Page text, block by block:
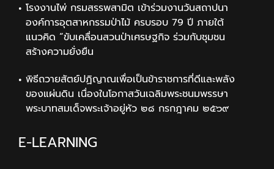
โรงงานไพ่ กรมสรรพสามิต เข้าร่วมงานวันสถาปนา
องค์การอุตสาหกรรมป่าไม้ ครบรอบ 79 ปี ภายใต้
แนวคิด “ขับเคลื่อนสวนป่าเศรษฐกิจ ร่วมกับชุมชน
สร้างความยั่งยืน
พิธีถวายสัตย์ปฏิญาณเพื่อเป็นข้าราชการที่ดีและพลัง
ของแผ่นดิน เนื่องในโอกาสวันเฉลิมพระชนมพรรษา
พระบาทสมเด็จพระเจ้าอยู่หัว ๒๘ กรกฎาคม ๒๕๖๙
E-LEARNING